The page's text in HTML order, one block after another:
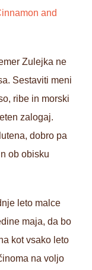
and
Zulejka ne
Sestaviti meni
ribe in morski
zalogaj.
dobro pa
ob obisku
leto malce
maja, da bo
kot vsako leto
na voljo